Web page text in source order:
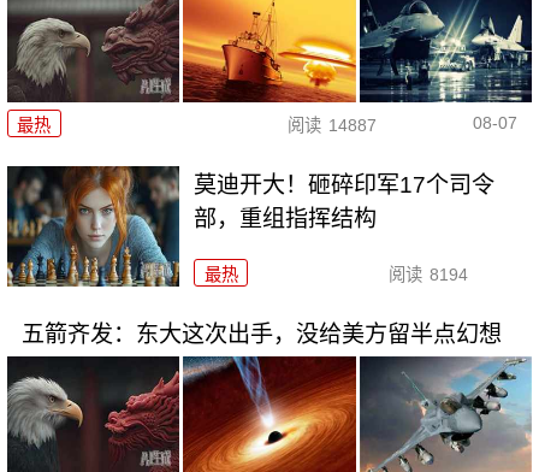
最热 阅读 14887 08-07
莫迪开大！砸碎印军17个司令
部，重组指挥结构
最热 阅读 8194
五箭齐发：东大这次出手，没给美方留半点幻想